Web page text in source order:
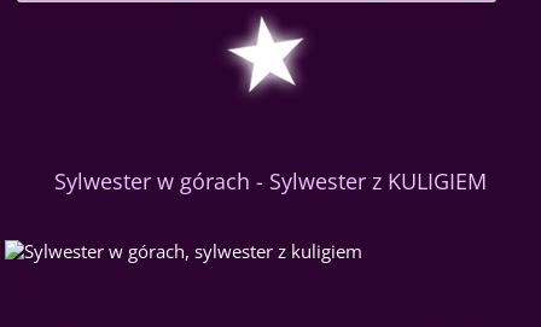
Sylwester w górach - Sylwester z KULIGIEM